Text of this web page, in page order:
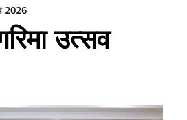
2026
उत्सव